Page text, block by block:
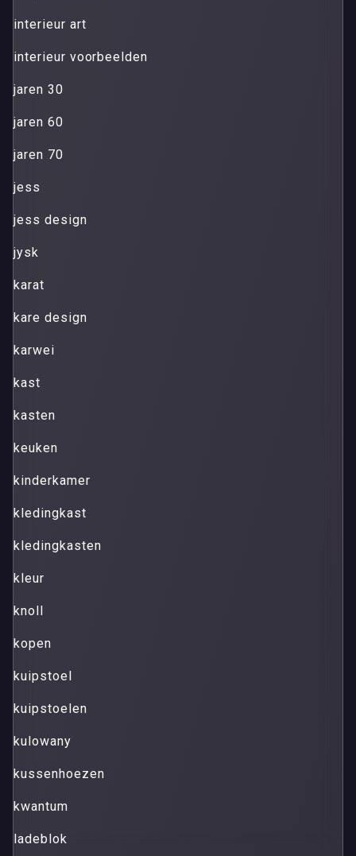
interieur art
interieur voorbeelden
jaren 30
jaren 60
jaren 70
jess
jess design
jysk
karat
kare design
karwei
kast
kasten
keuken
kinderkamer
kledingkast
kledingkasten
kleur
knoll
kopen
kuipstoel
kuipstoelen
kulowany
kussenhoezen
kwantum
ladeblok